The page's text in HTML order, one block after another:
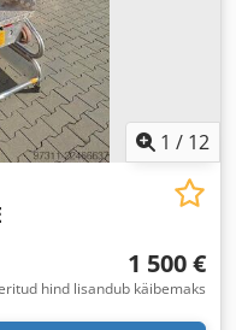
1 / 12
1 500 €
hind lisandub käibemaks